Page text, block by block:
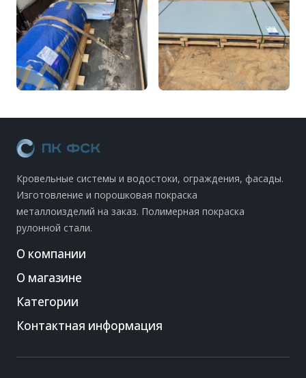
Кровельные системы и водостоки, ограждения, фасады.
Изготовление и порошковая покраска
металлоизделий на заказ. Полимерная покраска
рулонной стали.
О компании
О магазине
Категории
Контактная информация